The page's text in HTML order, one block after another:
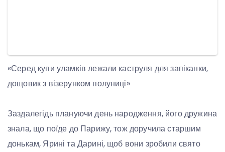
«Серед купи уламків лежали каструля для запіканки,
дощовик з візерунком полуниці»
Заздалегідь плануючи день народження, його дружина
знала, що поїде до Парижу, тож доручила старшим
донькам, Ярині та Дарині, щоб вони зробили свято